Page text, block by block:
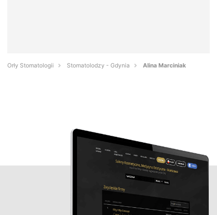
Orły Stomatologii Stomatolodzy - Gdynia Alina Marciniak